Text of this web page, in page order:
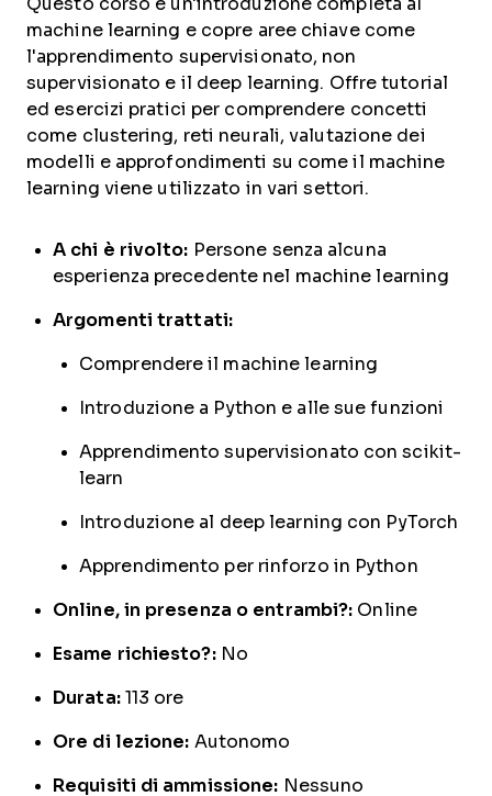
machine learning e copre aree chiave come
l'apprendimento supervisionato, non
supervisionato e il deep learning. Offre tutorial
ed esercizi pratici per comprendere concetti
come clustering, reti neurali, valutazione dei
modelli e approfondimenti su come il machine
learning viene utilizzato in vari settori.
A chi è rivolto: Persone senza alcuna
esperienza precedente nel machine learning
Argomenti trattati:
Comprendere il machine learning
Introduzione a Python e alle sue funzioni
Apprendimento supervisionato con scikit-
learn
Introduzione al deep learning con PyTorch
Apprendimento per rinforzo in Python
Online, in presenza o entrambi?: Online
Esame richiesto?:No
Durata:113 ore
Ore di lezione: Autonomo
Requisiti di ammissione: Nessuno